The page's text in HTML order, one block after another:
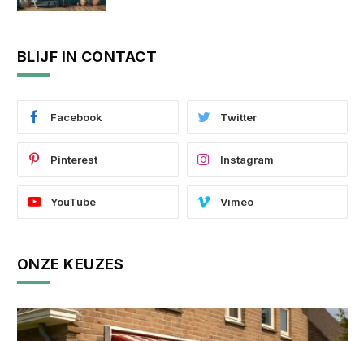
BLIJF IN CONTACT
Facebook Twitter
Pinterest Instagram
YouTube Vimeo
ONZE KEUZES